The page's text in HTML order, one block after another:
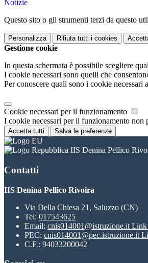
Notizie
Questo sito o gli strumenti terzi da questo
Personalizza Rifiuta tutti i cookies
Gestione cookie
In questa schermata è possibile scegliere
I cookie necessari sono quelli che
Per conoscere quali sono i cookie necessari
Cookie necessari per il funzionamento
I cookie necessari per il funzionamento non
Accetta tutti Salva le preferenze
IIS Denina Pellico
Contatti
IIS Denina Pellico Rivoira
Via Della Chiesa 21, Saluzzo (CN)
Tel: 017543625
Email: cnis014001@istruzione.it Link
PEC: cnis014001@pec.istruzione.it
C.F.: 94033200042